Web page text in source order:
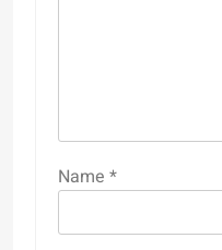
Name *